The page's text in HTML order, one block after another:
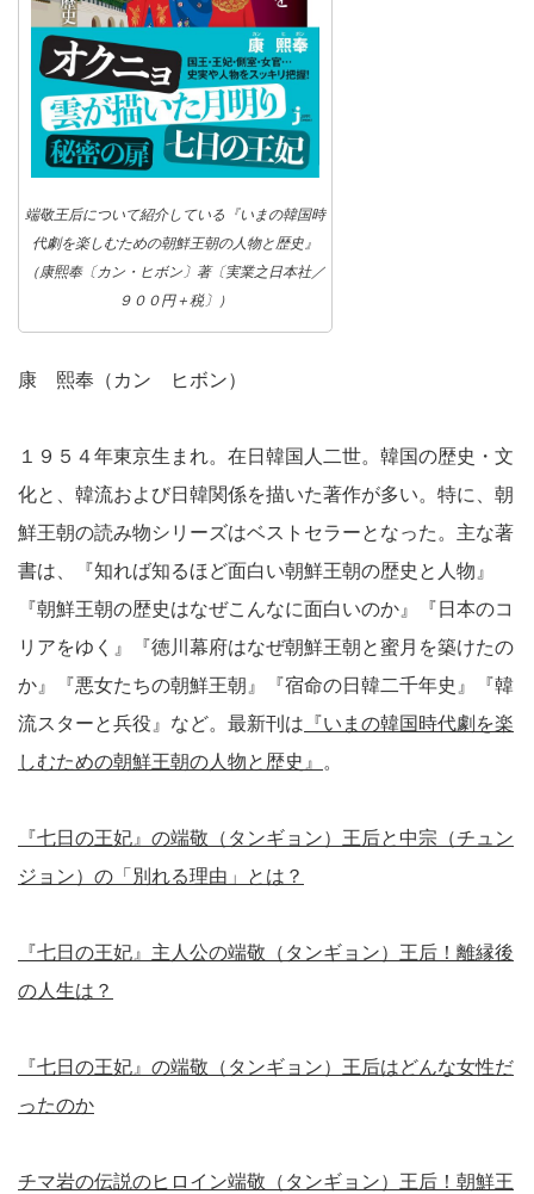
端敬王后について紹介している『いまの韓国時
代劇を楽しむための朝鮮王朝の人物と歴史』
（康熙奉〔カン・ヒボン〕著〔実業之日本社／
９００円＋税〕）
康 熙奉（カン ヒボン）
１９５４年東京生まれ。在日韓国人二世。韓国の歴史・文
化と、韓流および日韓関係を描いた著作が多い。特に、朝
鮮王朝の読み物シリーズはベストセラーとなった。主な著
書は、『知れば知るほど面白い朝鮮王朝の歴史と人物』
『朝鮮王朝の歴史はなぜこんなに面白いのか』『日本のコ
リアをゆく』『徳川幕府はなぜ朝鮮王朝と蜜月を築けたの
か』『悪女たちの朝鮮王朝』『宿命の日韓二千年史』『韓
流スターと兵役』など。最新刊は 『いまの韓国時代劇を楽
しむための朝鮮王朝の人物と歴史』
。
『七日の王妃』の端敬（タンギョン）王后と中宗（チュン
ジョン）の「別れる理由」とは？
『七日の王妃』主人公の端敬（タンギョン）王后！離縁後
の人生は？
『七日の王妃』の端敬（タンギョン）王后はどんな女性だ
ったのか
チマ岩の伝説のヒロイン端敬（タンギョン）王后！朝鮮王